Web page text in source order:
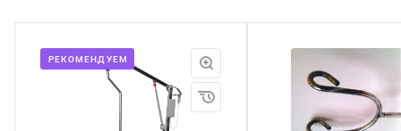
РЕКОМЕНДУЕМ